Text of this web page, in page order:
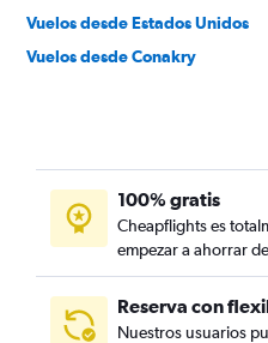
Vuelos desde Estados Unidos
Vuelos desde Conakry
100% gratis
Cheapflights es
empezar a ahorrar
Reserva con
Nuestros usuarios